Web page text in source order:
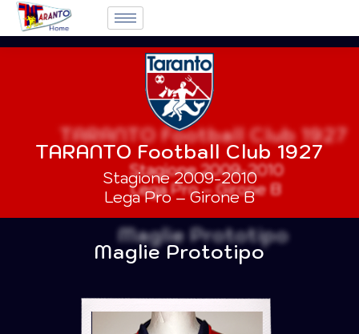
TARANTO Football Club 1927
Stagione 2009-2010
Lega Pro – Girone B
Maglie Prototipo